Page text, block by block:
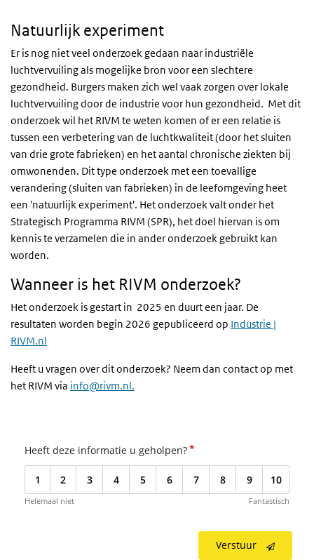
Natuurlijk experiment
Er is nog niet veel onderzoek gedaan naar industriële
luchtvervuiling als mogelijke bron voor een slechtere
gezondheid. Burgers maken zich wel vaak zorgen over lokale
luchtvervuiling door de industrie voor hun gezondheid. Met dit
onderzoek wil het RIVM te weten komen of er een relatie is
tussen een verbetering van de luchtkwaliteit (door het sluiten
van drie grote fabrieken) en het aantal chronische ziekten bij
omwonenden. Dit type onderzoek met een toevallige
verandering (sluiten van fabrieken) in de leefomgeving heet
een 'natuurlijk experiment'. Het onderzoek valt onder het
Strategisch Programma RIVM (SPR), het doel hiervan is om
kennis te verzamelen die in ander onderzoek gebruikt kan
worden.
Wanneer is het RIVM onderzoek?
Het onderzoek is gestart in 2025 en duurt een jaar. De
resultaten worden begin 2026 gepubliceerd op Industrie |
RIVM.nl
Heeft u vragen over dit onderzoek? Neem dan contact op met
het RIVM via info@rivm.nl.
Heeft deze informatie u geholpen?*
1 2 3 4 5 6 7 8 9 10
Helemaal niet Fantastisch
Verstuur